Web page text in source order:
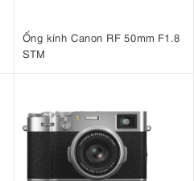
Ống kính Canon RF 50mm F1.8
STM